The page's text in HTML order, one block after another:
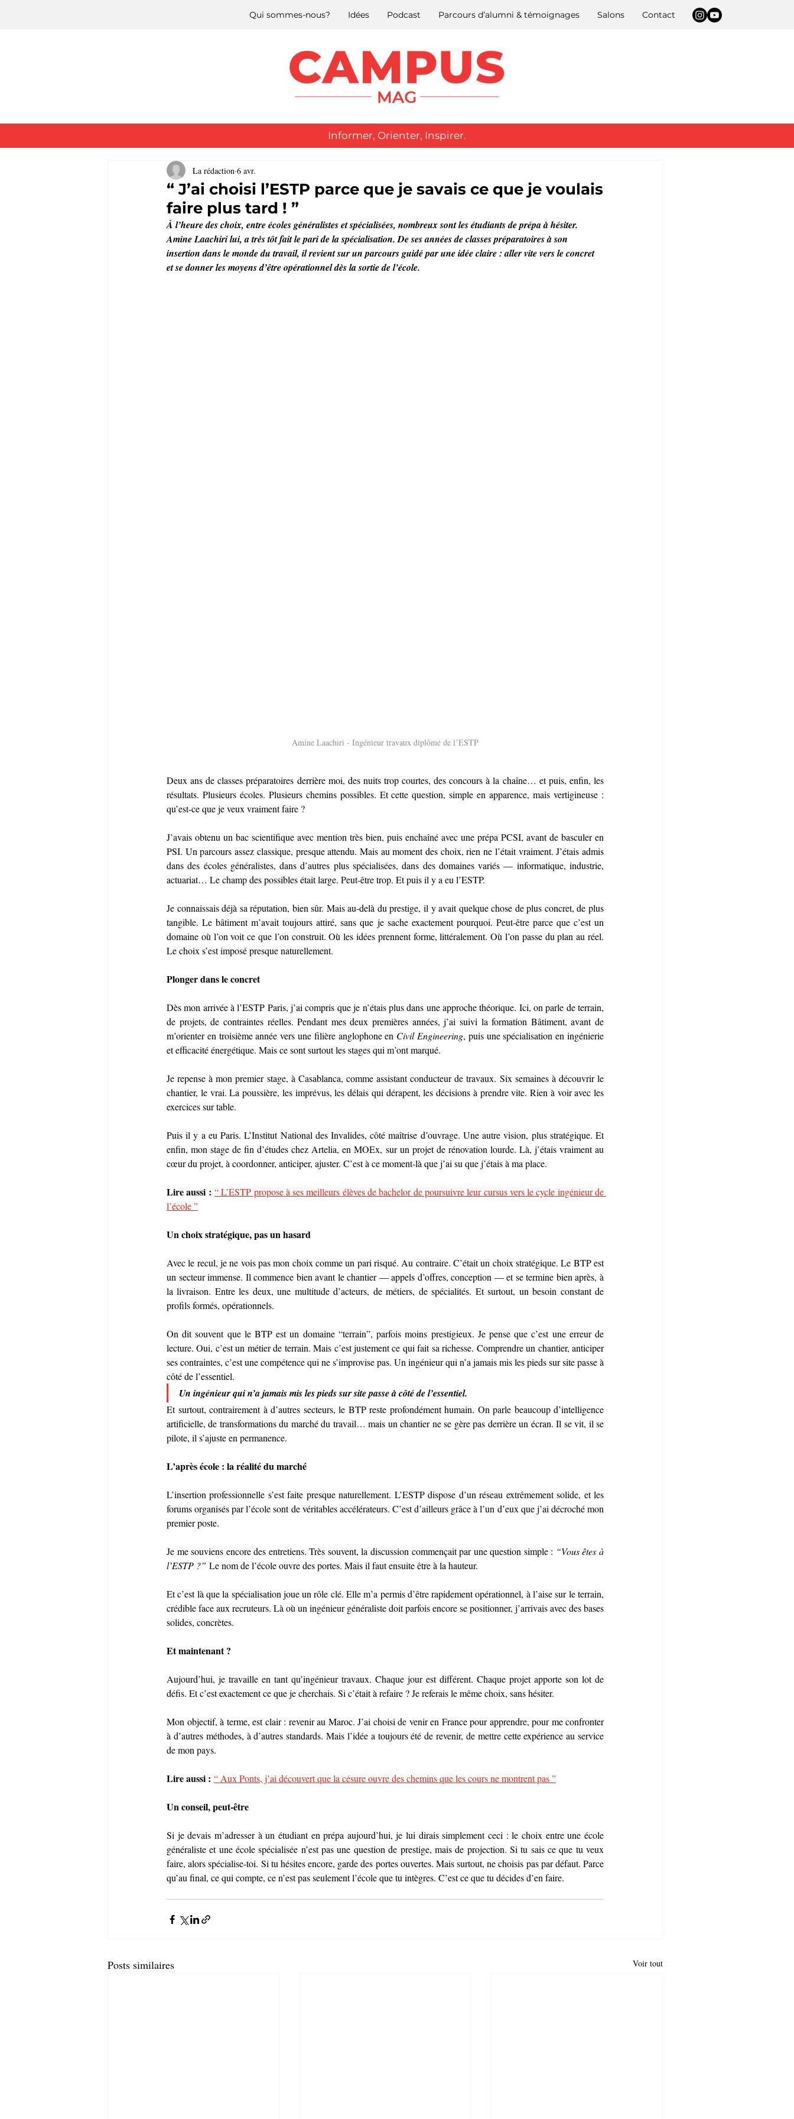
Qui sommes-nous? Idées Podcast Parcours d’alumni & témoignages Salons Contact
Informer, Orienter, Inspirer.
“ J’ai choisi l’ESTP parce que je savais ce que je voulais
faire plus tard ! ”
La rédaction 6 avr.
À l’heure des choix, entre écoles généralistes et spécialisées, nombreux sont les étudiants de prépa à hésiter.
Amine Laachiri lui, a très tôt fait le pari de la spécialisation. De ses années de classes préparatoires à son
insertion dans le monde du travail, il revient sur un parcours guidé par une idée claire : aller vite vers le concret
et se donner les moyens d’être opérationnel dès la sortie de l’école.
Amine Laachiri - Ingénieur travaux diplômé de l’ESTP
Deux ans de classes préparatoires derrière moi, des nuits trop courtes, des concours à la chaîne… et puis, enfin, les
résultats. Plusieurs écoles. Plusieurs chemins possibles. Et cette question, simple en apparence, mais vertigineuse :
qu’est-ce que je veux vraiment faire ?
J’avais obtenu un bac scientifique avec mention très bien, puis enchaîné avec une prépa PCSI, avant de basculer en
PSI. Un parcours assez classique, presque attendu. Mais au moment des choix, rien ne l’était vraiment. J’étais admis
dans des écoles généralistes, dans d’autres plus spécialisées, dans des domaines variés — informatique, industrie,
actuariat… Le champ des possibles était large. Peut-être trop. Et puis il y a eu l’ESTP.
Je connaissais déjà sa réputation, bien sûr. Mais au-delà du prestige, il y avait quelque chose de plus concret, de plus
tangible. Le bâtiment m’avait toujours attiré, sans que je sache exactement pourquoi. Peut-être parce que c’est un
domaine où l’on voit ce que l’on construit. Où les idées prennent forme, littéralement. Où l’on passe du plan au réel.
Le choix s’est imposé presque naturellement.
Plonger dans le concret
Dès mon arrivée à l’ESTP Paris, j’ai compris que je n’étais plus dans une approche théorique. Ici, on parle de terrain,
de projets, de contraintes réelles. Pendant mes deux premières années, j’ai suivi la formation Bâtiment, avant de
m’orienter en troisième année vers une filière anglophone en Civil Engineering, puis une spécialisation en ingénierie
et efficacité énergétique. Mais ce sont surtout les stages qui m’ont marqué.
Je repense à mon premier stage, à Casablanca, comme assistant conducteur de travaux. Six semaines à découvrir le
chantier, le vrai. La poussière, les imprévus, les délais qui dérapent, les décisions à prendre vite. Rien à voir avec les
exercices sur table.
Puis il y a eu Paris. L’Institut National des Invalides, côté maîtrise d’ouvrage. Une autre vision, plus stratégique. Et
enfin, mon stage de fin d’études chez Artelia, en MOEx, sur un projet de rénovation lourde. Là, j’étais vraiment au
cœur du projet, à coordonner, anticiper, ajuster. C’est à ce moment-là que j’ai su que j’étais à ma place.
Lire aussi : “ L’ESTP propose à ses meilleurs élèves de bachelor de poursuivre leur cursus vers le cycle ingénieur de
l’école ”
Un choix stratégique, pas un hasard
Avec le recul, je ne vois pas mon choix comme un pari risqué. Au contraire. C’était un choix stratégique. Le BTP est
un secteur immense. Il commence bien avant le chantier — appels d’offres, conception — et se termine bien après, à
la livraison. Entre les deux, une multitude d’acteurs, de métiers, de spécialités. Et surtout, un besoin constant de
profils formés, opérationnels.
On dit souvent que le BTP est un domaine “terrain”, parfois moins prestigieux. Je pense que c’est une erreur de
lecture. Oui, c’est un métier de terrain. Mais c’est justement ce qui fait sa richesse. Comprendre un chantier, anticiper
ses contraintes, c’est une compétence qui ne s’improvise pas. Un ingénieur qui n’a jamais mis les pieds sur site passe à
côté de l’essentiel.
Un ingénieur qui n’a jamais mis les pieds sur site passe à côté de l’essentiel.
Et surtout, contrairement à d’autres secteurs, le BTP reste profondément humain. On parle beaucoup d’intelligence
artificielle, de transformations du marché du travail… mais un chantier ne se gère pas derrière un écran. Il se vit, il se
pilote, il s’ajuste en permanence.
L’après école : la réalité du marché
L’insertion professionnelle s’est faite presque naturellement. L’ESTP dispose d’un réseau extrêmement solide, et les
forums organisés par l’école sont de véritables accélérateurs. C’est d’ailleurs grâce à l’un d’eux que j’ai décroché mon
premier poste.
Je me souviens encore des entretiens. Très souvent, la discussion commençait par une question simple : “Vous êtes à
l’ESTP ?” Le nom de l’école ouvre des portes. Mais il faut ensuite être à la hauteur.
Et c’est là que la spécialisation joue un rôle clé. Elle m’a permis d’être rapidement opérationnel, à l’aise sur le terrain,
crédible face aux recruteurs. Là où un ingénieur généraliste doit parfois encore se positionner, j’arrivais avec des bases
solides, concrètes.
Et maintenant ?
Aujourd’hui, je travaille en tant qu’ingénieur travaux. Chaque jour est différent. Chaque projet apporte son lot de
défis. Et c’est exactement ce que je cherchais. Si c’était à refaire ? Je referais le même choix, sans hésiter.
Mon objectif, à terme, est clair : revenir au Maroc. J’ai choisi de venir en France pour apprendre, pour me confronter
à d’autres méthodes, à d’autres standards. Mais l’idée a toujours été de revenir, de mettre cette expérience au service
de mon pays.
Lire aussi : “ Aux Ponts, j’ai découvert que la césure ouvre des chemins que les cours ne montrent pas ”
Un conseil, peut-être
Si je devais m’adresser à un étudiant en prépa aujourd’hui, je lui dirais simplement ceci : le choix entre une école
généraliste et une école spécialisée n’est pas une question de prestige, mais de projection. Si tu sais ce que tu veux
faire, alors spécialise-toi. Si tu hésites encore, garde des portes ouvertes. Mais surtout, ne choisis pas par défaut. Parce
qu’au final, ce qui compte, ce n’est pas seulement l’école que tu intègres. C’est ce que tu décides d’en faire.
Posts similaires Voir tout